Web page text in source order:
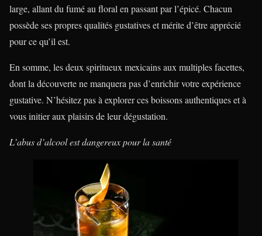
large, allant du fumé au floral en passant par l’épicé. Chacun
possède ses propres qualités gustatives et mérite d’être apprécié
pour ce qu’il est.
En somme, les deux spiritueux mexicains aux multiples facettes,
dont la découverte ne manquera pas d’enrichir votre expérience
gustative. N’hésitez pas à explorer ces boissons authentiques et à
vous initier aux plaisirs de leur dégustation.
L’abus d’alcool est dangereux pour la santé